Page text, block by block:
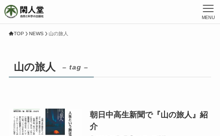
MENU
TOP NEWS 山の旅人
山の旅人 – tag –
朝日中高生新聞で『山の旅人』紹
介